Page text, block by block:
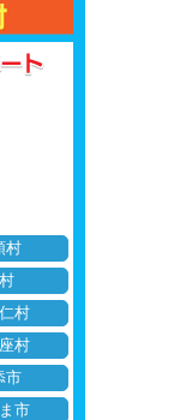
村
村
村
市
市